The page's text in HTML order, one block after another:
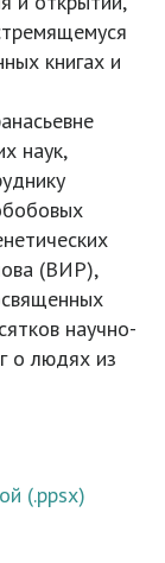
книгах и
наук,
(ВИР),
научно-
о людях из
(.ppsx)